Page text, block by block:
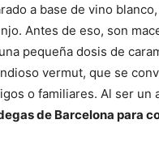
a base de vino
Antes de eso, son
pequeña dosis de
vermut, que se
o familiares. Al ser un
de Barcelona para